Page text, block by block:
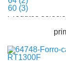
60 (3)
Itens por página:
Produtos